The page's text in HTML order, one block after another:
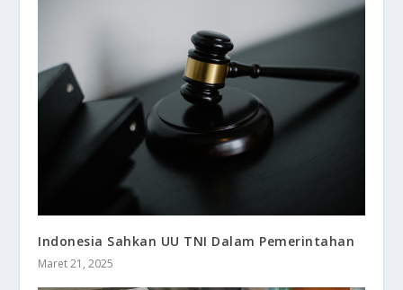
Indonesia Sahkan UU TNI Dalam Pemerintahan
Maret 21, 2025